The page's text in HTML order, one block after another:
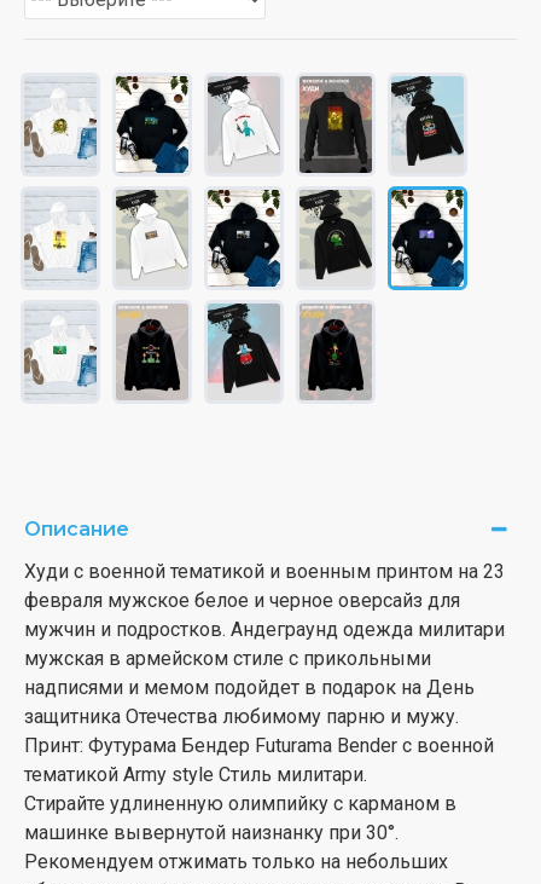
Описание
Худи с военной тематикой и военным принтом на 23
февраля мужское белое и черное оверсайз для
мужчин и подростков. Андеграунд одежда милитари
мужская в армейском стиле с прикольными
надписями и мемом подойдет в подарок на День
защитника Отечества любимому парню и мужу.
Принт: Футурама Бендер Futurama Bender с военной
тематикой Army style Стиль милитари.
Стирайте удлиненную олимпийку с карманом в
машинке вывернутой наизнанку при 30°.
Рекомендуем отжимать только на небольших